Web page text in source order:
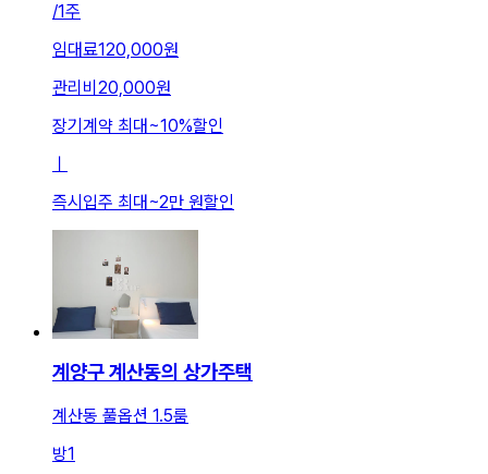
/1주
임대료120,000원
관리비 20,000원
장기계약 최대 ~10%할인
즉시입주 최대 ~2만 원할인
계양구 계산동의 상가주택
계산동 풀옵션 1.5룸
방1